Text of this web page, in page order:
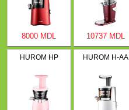
8000 MDL 10737 MDL
HUROM HP HUROM H-AA